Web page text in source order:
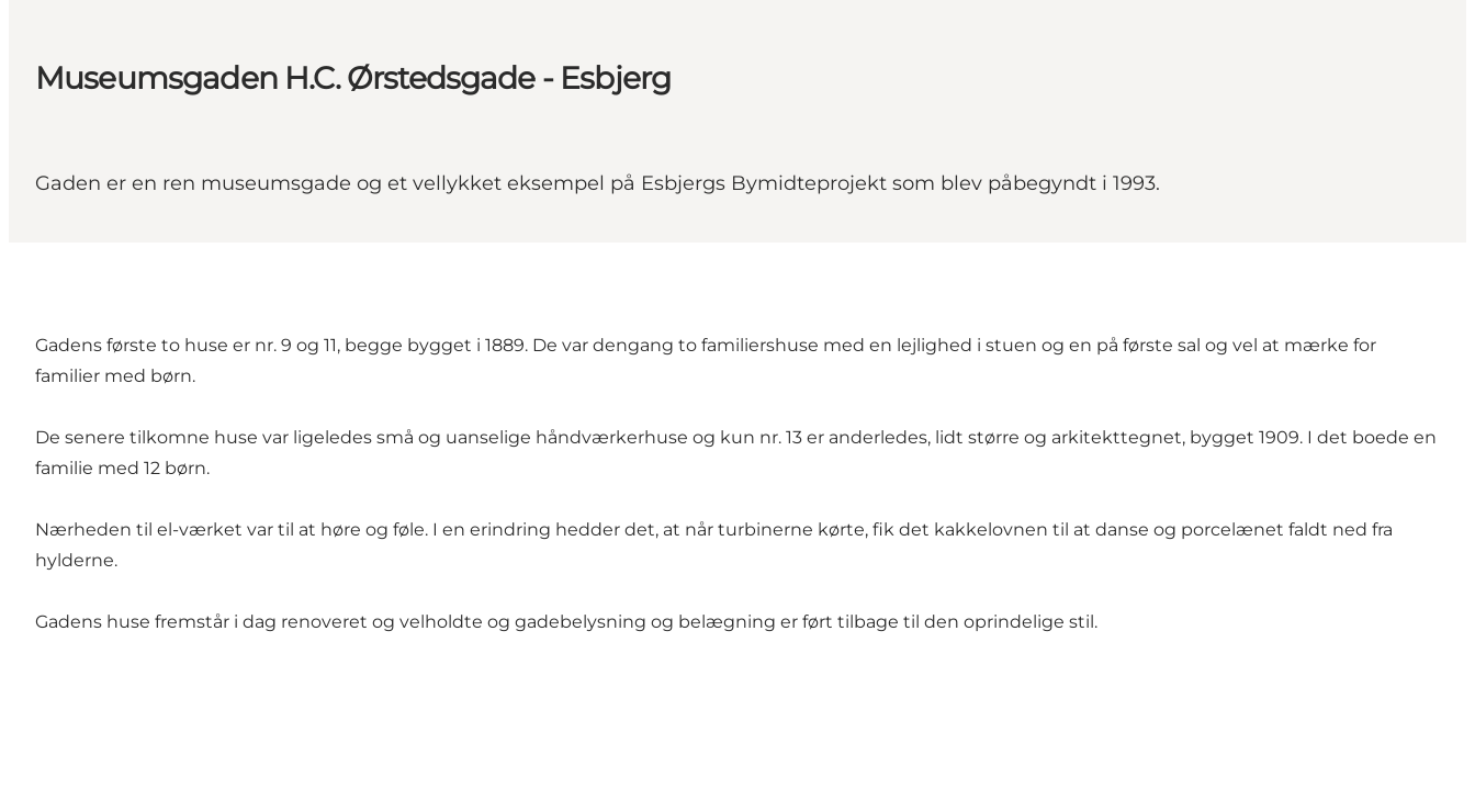
Museumsgaden H.C. Ørstedsgade - Esbjerg
Gaden er en ren museumsgade og et vellykket eksempel på Esbjergs Bymidteprojekt som blev påbegyndt i 1993.
Gadens første to huse er nr. 9 og 11, begge bygget i 1889. De var dengang to familiershuse med en lejlighed i stuen og en på første sal og vel at mærke for
familier med børn.
De senere tilkomne huse var ligeledes små og uanselige håndværkerhuse og kun nr. 13 er anderledes, lidt større og arkitekttegnet, bygget 1909. I det boede en
familie med 12 børn.
Nærheden til el-værket var til at høre og føle. I en erindring hedder det, at når turbinerne kørte, fik det kakkelovnen til at danse og porcelænet faldt ned fra
hylderne.
Gadens huse fremstår i dag renoveret og velholdte og gadebelysning og belægning er ført tilbage til den oprindelige stil.